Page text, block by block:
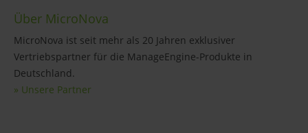
Über MicroNova
MicroNova ist seit mehr als 20 Jahren exklusiver
Vertriebspartner für die ManageEngine-Produkte in
Deutschland.
» Unsere Partner